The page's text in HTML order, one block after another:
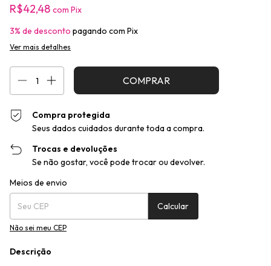
R$42,48 com Pix
3% de desconto pagando com Pix
Ver mais detalhes
Compra protegida
Seus dados cuidados durante toda a compra.
Trocas e devoluções
Se não gostar, você pode trocar ou devolver.
Entregas para o CEP:
Meios de envio
Calcular
Não sei meu CEP
Descrição